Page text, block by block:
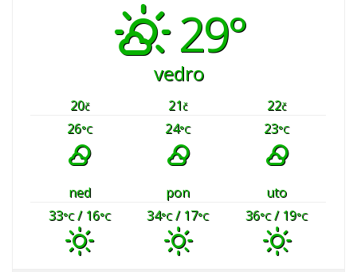
29°
vedro
20č 21č 22č
26°C 24°C 23°C
ned pon
uto
33°C/ 16°C 34°C/ 17°C 36°C/ 19°C